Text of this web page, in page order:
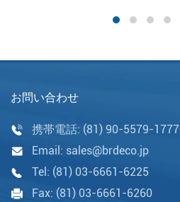
お問い合わせ
携帯電話: (81) 90-5579-1777
Email: sales@brdeco.jp
Tel: (81) 03-6661-6225
Fax: (81) 03-6661-6260